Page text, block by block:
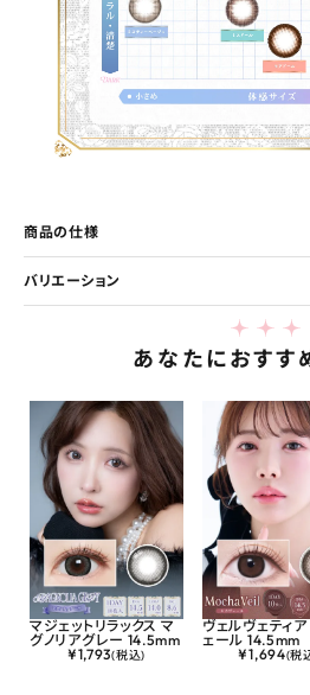
商品の仕様
バリエーション
あなたにおすす
マジェットリラックス マ
グノリアグレー 14.5mm
¥1,793(税込)
ヴェルヴェティ
ェール 14.5mm
¥1,694(税